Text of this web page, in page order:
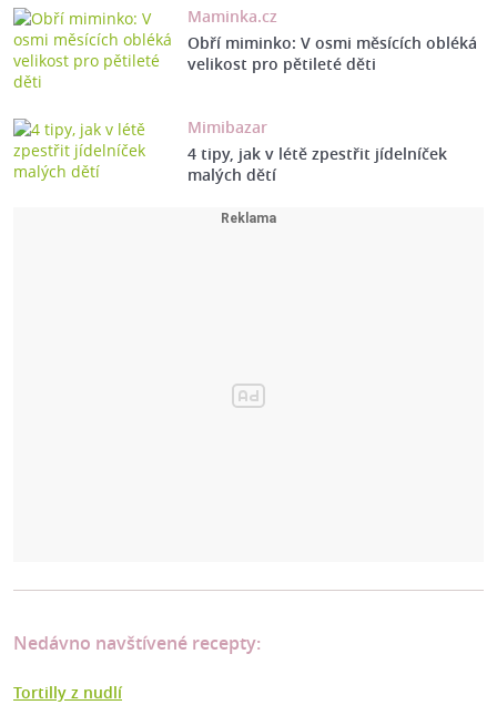
Maminka.cz
Obří miminko: V osmi měsících obléká
velikost pro pětileté děti
Mimibazar
4 tipy, jak v létě zpestřit jídelníček
malých dětí
Nedávno navštívené recepty:
Tortilly z nudlí